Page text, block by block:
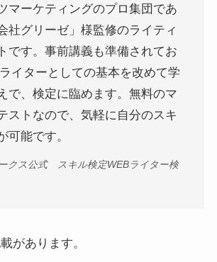
マーケティングのプロ集団であ
社グリーゼ」様監修のライティ
です。事前講義も準備されてお
イターとしての基本を改めて学
で、検定に臨めます。無料のマ
ストなので、気軽に自分のスキ
可能です。
クス公式 スキル検定WEBライター検
があります。